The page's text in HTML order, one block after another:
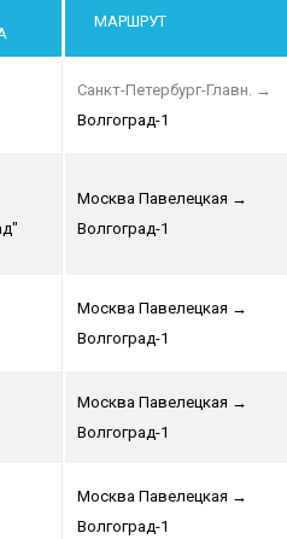
МАРШРУТ
Санкт-Петербург-Главн. →
Волгоград-1
Москва Павелецкая →
Волгоград-1
Москва Павелецкая →
Волгоград-1
Москва Павелецкая →
Волгоград-1
Москва Павелецкая →
Волгоград-1